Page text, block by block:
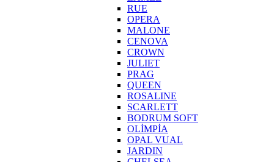
RUE
OPERA
MALONE
CENOVA
CROWN
JULIET
PRAG
QUEEN
ROSALINE
SCARLETT
BODRUM SOFT
OLİMPİA
OPAL VUAL
JARDIN